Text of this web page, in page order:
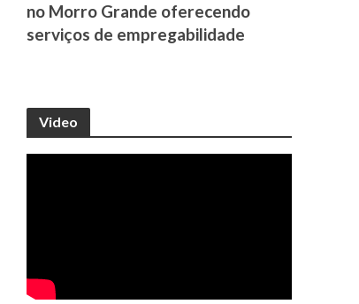
no Morro Grande oferecendo
serviços de empregabilidade
Video